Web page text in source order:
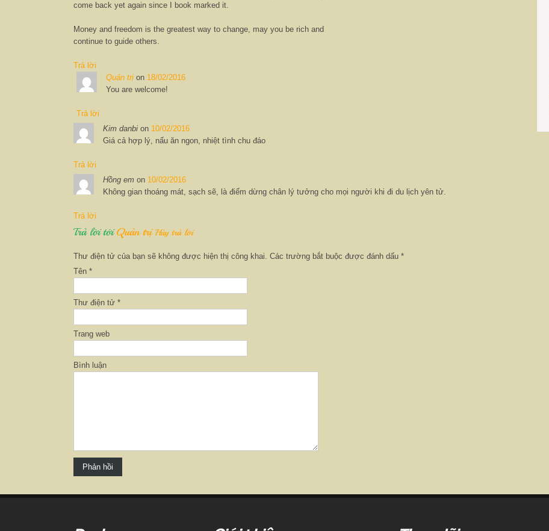
come back yet again since I book marked it.
Money and freedom is the greatest way to change, may you be rich and
continue to guide others.
Trả lời
Quản trị on 18/02/2016
You are welcome!
Trả lời
Kim danbi on 10/02/2016
Giá cả hợp lý, nấu ăn ngon, nhiệt tình chu đáo
Trả lời
Hồng em on 10/02/2016
Không gian thoáng mát, sạch sẽ, là điểm dừng chân lý tưởng cho mọi người khi đi du lịch yên tử.
Trả lời
Trả lời tớiQuản trị Hủy trả lời
Thư điện tử của bạn sẽ không được hiện thị công khai. Các trường bắt buộc được đánh dấu *
Tên *
Thư điện tử *
Trang web
Bình luận